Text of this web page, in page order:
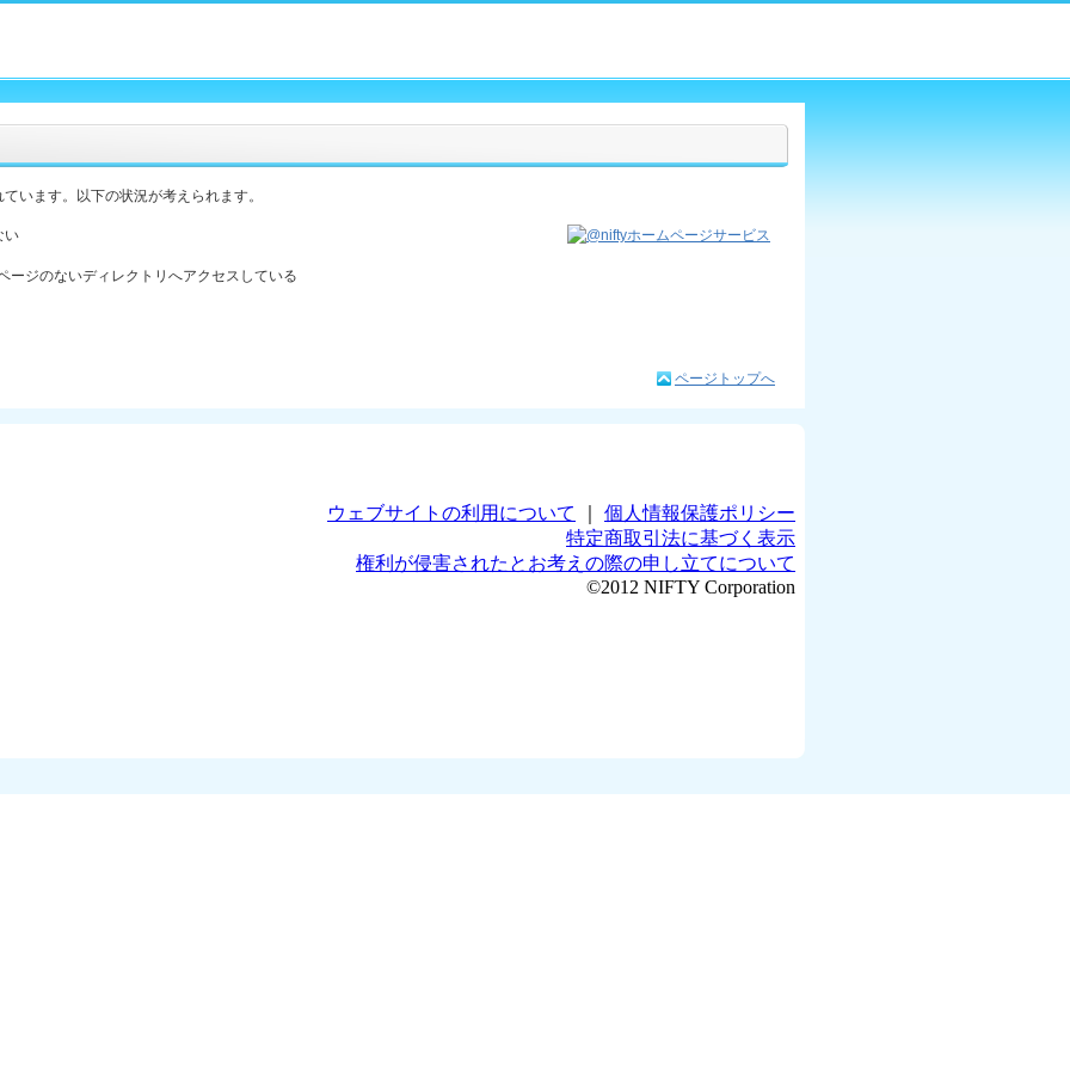
います。以下の状況が考えられます。
い
ージのないディレクトリへアクセスしている
ページトップへ